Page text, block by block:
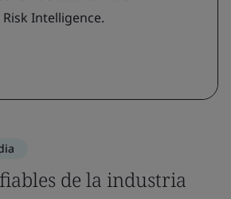
Intelligence.
de la industria